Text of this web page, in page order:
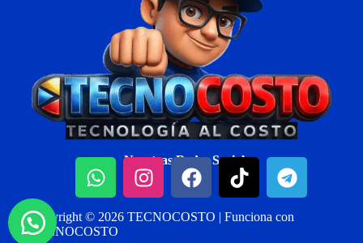
Nuestras Redes Sociales:
Copyright © 2026 TECNOCOSTO | Funciona con
TECNOCOSTO